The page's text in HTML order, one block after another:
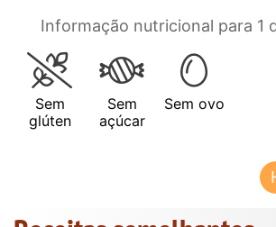
Informação nutricional para 1
Sem
glúten
Sem
açúcar
Sem ovo